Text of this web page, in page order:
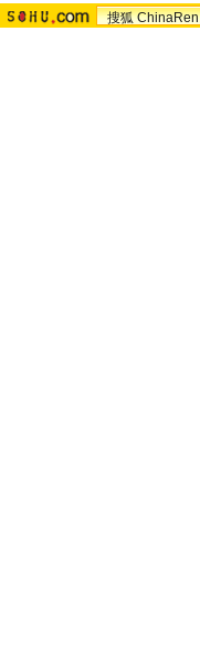
搜狐 ChinaRen